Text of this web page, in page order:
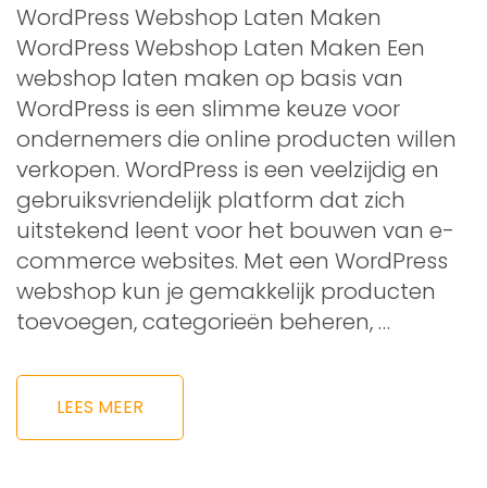
WordPress Webshop Laten Maken
WordPress Webshop Laten Maken Een
webshop laten maken op basis van
WordPress is een slimme keuze voor
ondernemers die online producten willen
verkopen. WordPress is een veelzijdig en
gebruiksvriendelijk platform dat zich
uitstekend leent voor het bouwen van e-
commerce websites. Met een WordPress
webshop kun je gemakkelijk producten
toevoegen, categorieën beheren, …
LEES MEER